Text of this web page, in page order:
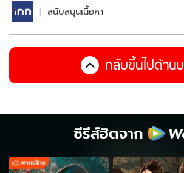
สนับสนุนเนื้อหา
กลับขึ้นไปด้าน
ซีรีส์ฮิตจาก